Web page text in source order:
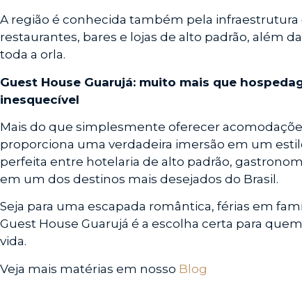
A região é conhecida também pela
restaurantes, bares e lojas de alto padrão, além
toda a orla.
Guest House Guarujá: muito mais que
inesquecível
Mais do que simplesmente oferecer
proporciona uma verdadeira imersão em um
perfeita entre hotelaria de alto padrão,
em um dos destinos mais desejados do Brasil.
Seja para uma escapada romântica, férias em
Guest House Guarujá é a escolha certa para
vida.
Veja mais matérias em nosso Blog